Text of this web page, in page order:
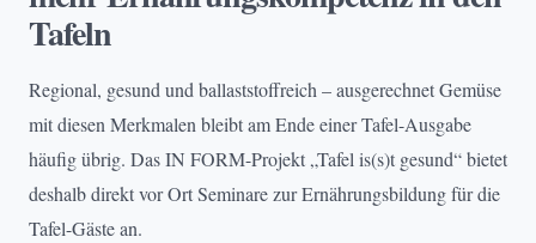
Tafeln
Regional, gesund und ballast­stoffreich – ausgerechnet Gemü­se
mit diesen Merkmalen bleibt am Ende einer Tafel-Ausgabe
häufig übrig. Das IN FORM-­Projekt „Tafel is(s)t gesund“ bie­tet
deshalb direkt vor Ort Semi­nare zur Ernährungsbildung für die
Tafel-Gäste an.